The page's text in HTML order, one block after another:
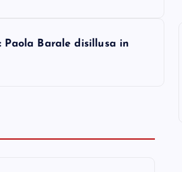
Paola Barale disillusa in